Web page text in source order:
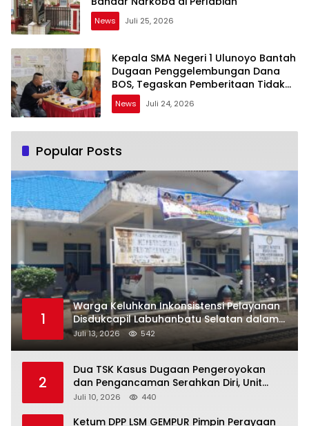
News Juli 25, 2026
Kepala SMA Negeri 1 Ulunoyo Bantah
Dugaan Penggelembungan Dana
BOS, Tegaskan Pemberitaan Tidak
Benar
News Juli 24, 2026
Popular Posts
1
Warga Keluhkan Inkonsistensi Pelayanan
Disdukcapil Labuhanbatu Selatan dalam
Pengurusan KK Rusak
Juli 13, 2026 542
2
Dua TSK Kasus Dugaan Pengeroyokan
dan Pengancaman Serahkan Diri, Unit
Reskrim Polsek Lolowau Tuntaskan
Juli 10, 2026 440
Ketum DPP LSM GEMPUR Pimpin Perayaan